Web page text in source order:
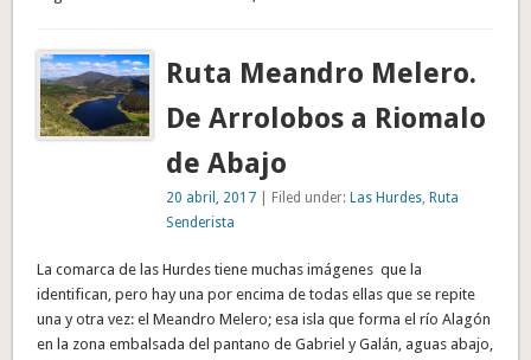
Ruta Meandro Melero.
De Arrolobos a Riomalo
de Abajo
20 abril, 2017| Filed under: Las Hurdes, Ruta
Senderista
La comarca de las Hurdes tiene muchas imágenes que la
identifican, pero hay una por encima de todas ellas que se repite
una y otra vez: el Meandro Melero; esa isla que forma el río Alagón
en la zona embalsada del pantano de Gabriel y Galán, aguas abajo,